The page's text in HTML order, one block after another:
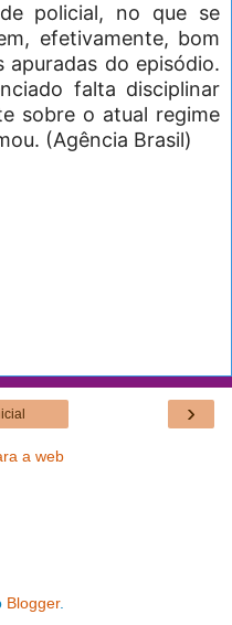
policial, no que se
efetivamente, bom
apuradas do episódio.
falta disciplinar
sobre o atual regime
(Agência Brasil)
›
a web
Blogger.